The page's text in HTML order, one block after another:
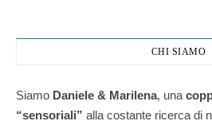
CHI SIAMO
Siamo Daniele & Marilena, una
“sensoriali” alla costante ricerca di